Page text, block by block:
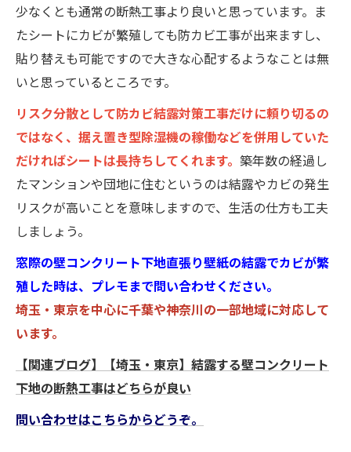
少なくとも通常の断熱工事より良いと思っています。ま
たシートにカビが繁殖しても防カビ工事が出来ますし、
貼り替えも可能ですので大きな心配するようなことは無
いと思っているところです。
リスク分散として防カビ結露対策工事だけに頼り切るの
ではなく、据え置き型除湿機の稼働などを併用していた
だければシートは長持ちしてくれます。 築年数の経過し
たマンションや団地に住むというのは結露やカビの発生
リスクが高いことを意味しますので、生活の仕方も工夫
しましょう。
窓際の壁コンクリート下地直張り壁紙の結露でカビが繁
殖した時は、プレモまで問い合わせください。
埼玉・東京を中心に千葉や神奈川の一部地域に対応して
います。
【関連ブログ】【埼玉・東京】結露する壁コンクリート
下地の断熱工事はどちらが良い
問い合わせはこちらからどうぞ。